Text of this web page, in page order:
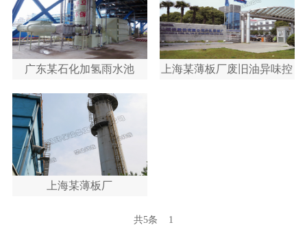
广东某石化加氢雨水池
上海某薄板厂废旧油异味控
上海某薄板厂
共5条 1